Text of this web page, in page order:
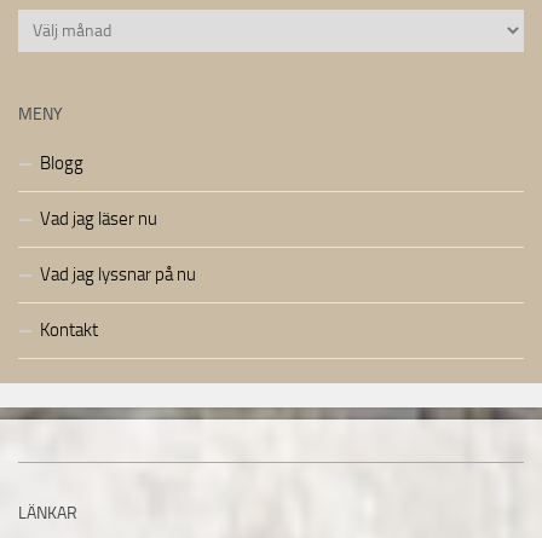
Arkiv
MENY
Blogg
Vad jag läser nu
Vad jag lyssnar på nu
Kontakt
LÄNKAR